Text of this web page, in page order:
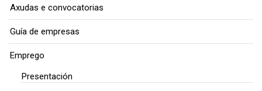
Axudas e convocatorias
Guía de empresas
Emprego
Presentación